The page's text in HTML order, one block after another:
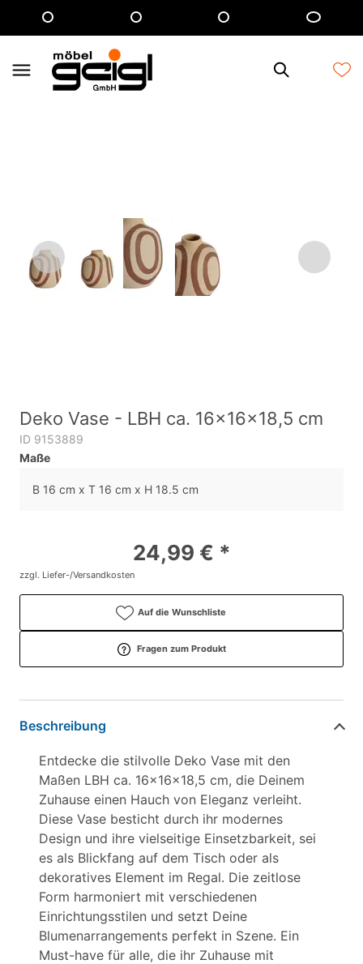
Deko Vase - LBH ca. 16x16x18,5 cm
ID 9153889
Maße
B 16 cm x T 16 cm x H 18.5 cm
24,99 € *
zzgl. Liefer-/Versandkosten
Auf die Wunschliste
Fragen zum Produkt
Beschreibung
Entdecke die stilvolle Deko Vase mit den
Maßen LBH ca. 16x16x18,5 cm, die Deinem
Zuhause einen Hauch von Eleganz verleiht.
Diese Vase besticht durch ihr modernes
Design und ihre vielseitige Einsetzbarkeit, sei
es als Blickfang auf dem Tisch oder als
dekoratives Element im Regal. Die zeitlose
Form harmoniert mit verschiedenen
Einrichtungsstilen und setzt Deine
Blumenarrangements perfekt in Szene. Ein
Must-have für alle, die ihr Zuhause mit